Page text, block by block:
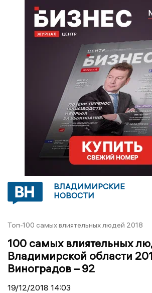
ВЛАДИМИРСКИЕ
НОВОСТИ
Топ-100 самых влиятельных людей 2018
100 самых влиятельных
Владимирской области
Виноградов – 92
19/12/2018 14:03